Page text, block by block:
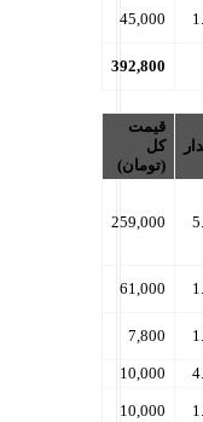
45,000
392,800
قیمت
کل
(تومان)
259,000
61,000
7,800
10,000
10,000